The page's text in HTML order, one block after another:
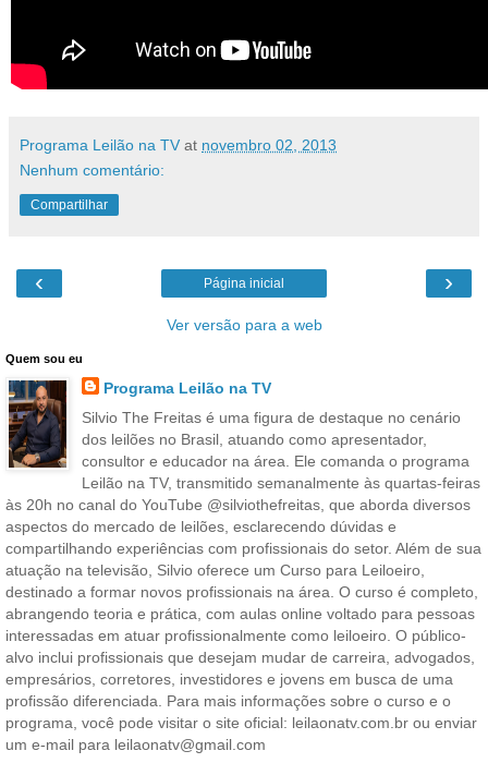
Programa Leilão na TV at novembro 02, 2013
Nenhum comentário:
Compartilhar
‹ ›
Página inicial
Ver versão para a web
Quem sou eu
Programa Leilão na TV
Silvio The Freitas é uma figura de destaque no cenário
dos leilões no Brasil, atuando como apresentador,
consultor e educador na área. Ele comanda o programa
Leilão na TV, transmitido semanalmente às quartas-feiras
às 20h no canal do YouTube @silviothefreitas, que aborda diversos
aspectos do mercado de leilões, esclarecendo dúvidas e
compartilhando experiências com profissionais do setor. Além de sua
atuação na televisão, Silvio oferece um Curso para Leiloeiro,
destinado a formar novos profissionais na área. O curso é completo,
abrangendo teoria e prática, com aulas online voltado para pessoas
interessadas em atuar profissionalmente como leiloeiro. O público-
alvo inclui profissionais que desejam mudar de carreira, advogados,
empresários, corretores, investidores e jovens em busca de uma
profissão diferenciada. Para mais informações sobre o curso e o
programa, você pode visitar o site oficial: leilaonatv.com.br ou enviar
um e-mail para leilaonatv@gmail.com